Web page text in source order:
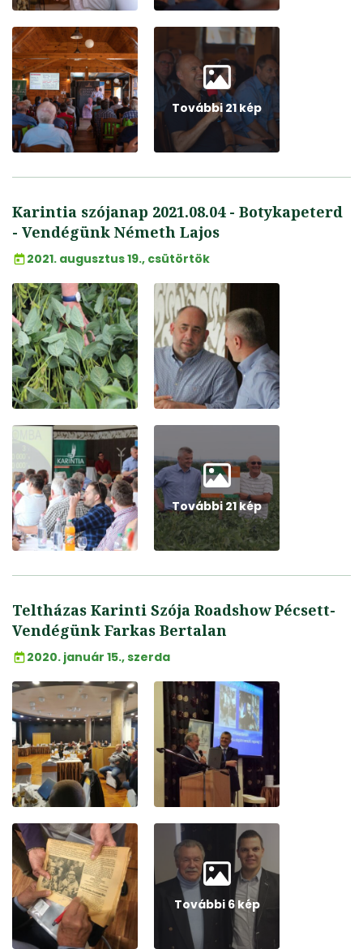
További 21 kép
Karintia szójanap 2021.08.04 - Botykapeterd
- Vendégünk Németh Lajos
2021. augusztus 19., csütörtök
További 21 kép
Teltházas Karinti Szója Roadshow Pécsett-
Vendégünk Farkas Bertalan
2020. január 15., szerda
További 6 kép